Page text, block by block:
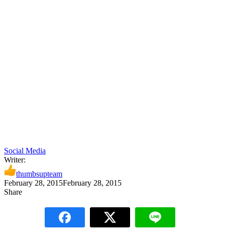
Social Media
Writer:
thumbsupteam
February 28, 2015February 28, 2015
Share